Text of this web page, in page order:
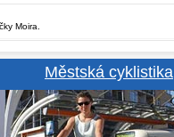
Moira.
Městská cyklistika